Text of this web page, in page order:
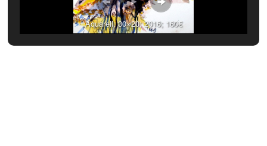
Aquarell; 30×20; 2016; 160€